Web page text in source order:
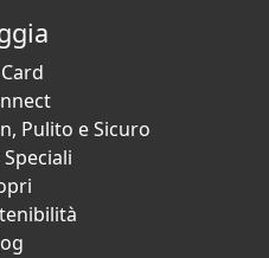
Pulito e Sicuro